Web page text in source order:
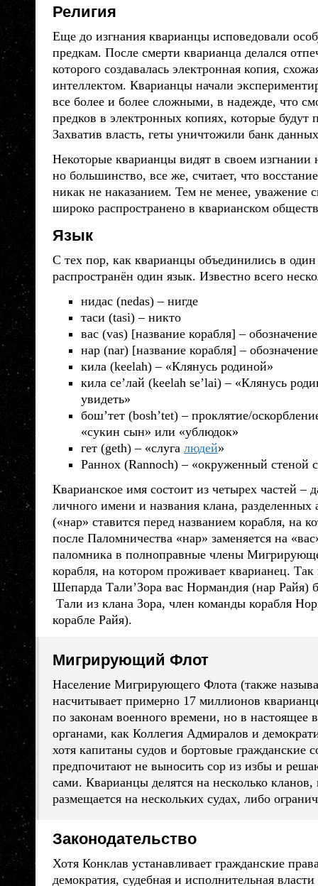
Религия
Еще до изгнания кварианцы исповедовали
предкам. После смерти кварианца делался
которого создавалась электронная копия,
интеллектом. Кварианцы начали
все более и более сложными, в надежде, что
предков в электронных копиях, которые
Захватив власть, геты уничтожили банк
Некоторые кварианцы видят в своем изгнании
но большинство, все же, считает, что
никак не наказанием. Тем не менее, уважение
широко распространено в кварианском
Язык
С тех пор, как кварианцы объединились в
распространён один язык. Известно всего
нидас (nedas) – нигде
таси (tasi) – никто
вас (vas) [название корабля] –
нар (nar) [название корабля] –
кила (keelah) – «Клянусь родиной»
кила се’лай (keelah se’lai) – «Клянусь
увидеть»
бош’тет (bosh’tet) – проклятие/
«сукин сын» или «ублюдок»
гет (geth) – «слуга людей»
Раннох (Rannoch) – «окруженный стеной
Кварианское имя состоит из четырех частей –
личного имени и названия клана, разделенных
(«нар» ставится перед названием корабля, на
после Паломничества «нар» заменяется на
паломника в полноправные члены
корабля, на котором проживает кварианец.
Шепарда Тали’Зора вас Нормандия (нар Райя)
Тали из клана Зора, член команды корабля
корабле Райя).
Мигрирующий Флот
Население Мигрирующего Флота (также
насчитывает примерно 17 миллионов
по законам военного времени, но в настоящее
органами, как Коллегия Адмиралов и
хотя капитаны судов и бортовые гражданские
предпочитают не выносить сор из избы и
сами. Кварианцы делятся на несколько
размещается на нескольких судах, либо
Законодательство
Хотя Конклав устанавливает гражданские
демократия, судебная и исполнительная